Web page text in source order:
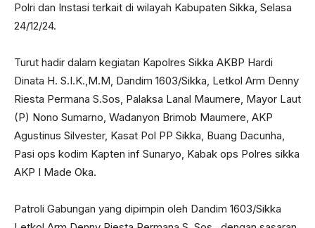
Polri dan Instasi terkait di wilayah Kabupaten Sikka, Selasa
24/12/24.
Turut hadir dalam kegiatan Kapolres Sikka AKBP Hardi
Dinata H. S.I.K.,M.M, Dandim 1603/Sikka, Letkol Arm Denny
Riesta Permana S.Sos, Palaksa Lanal Maumere, Mayor Laut
(P) Nono Sumarno, Wadanyon Brimob Maumere, AKP
Agustinus Silvester, Kasat Pol PP Sikka, Buang Dacunha,
Pasi ops kodim Kapten inf Sunaryo, Kabak ops Polres sikka
AKP I Made Oka.
Patroli Gabungan yang dipimpin oleh Dandim 1603/Sikka